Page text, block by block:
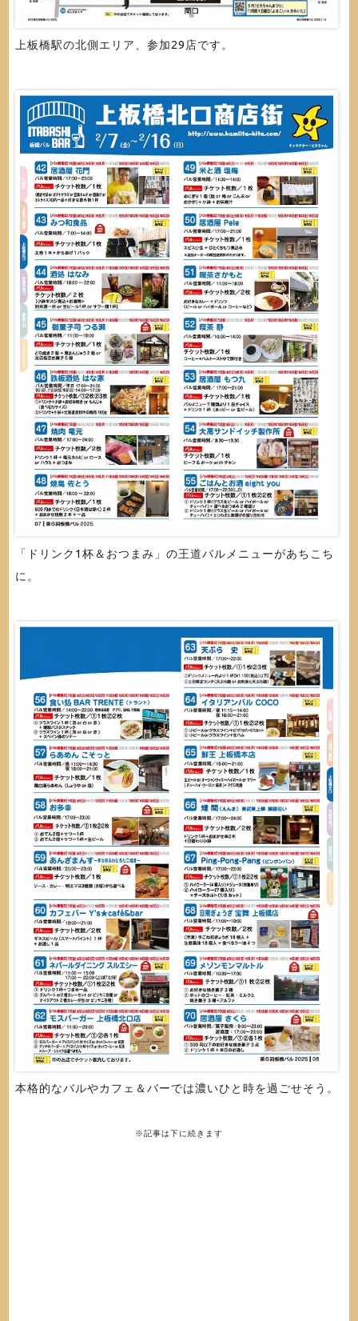
上板橋駅の北側エリア、参加29店です。
「ドリンク1杯＆おつまみ」の王道バルメニューがあちこち
に。
本格的なバルやカフェ＆バーでは濃いひと時を過ごせそう。
※記事は下に続きます